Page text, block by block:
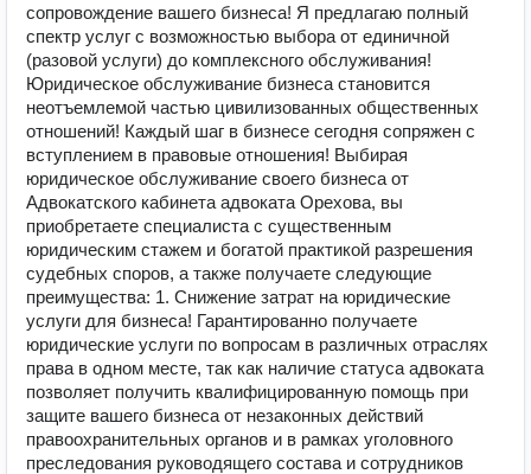
сопровождение вашего бизнеса! Я предлагаю полный
спектр услуг с возможностью выбора от единичной
(разовой услуги) до комплексного обслуживания!
Юридическое обслуживание бизнеса становится
неотъемлемой частью цивилизованных общественных
отношений! Каждый шаг в бизнесе сегодня сопряжен с
вступлением в правовые отношения! Выбирая
юридическое обслуживание своего бизнеса от
Адвокатского кабинета адвоката Орехова, вы
приобретаете специалиста с существенным
юридическим стажем и богатой практикой разрешения
судебных споров, а также получаете следующие
преимущества: 1. Снижение затрат на юридические
услуги для бизнеса! Гарантированно получаете
юридические услуги по вопросам в различных отраслях
права в одном месте, так как наличие статуса адвоката
позволяет получить квалифицированную помощь при
защите вашего бизнеса от незаконных действий
правоохранительных органов и в рамках уголовного
преследования руководящего состава и сотрудников